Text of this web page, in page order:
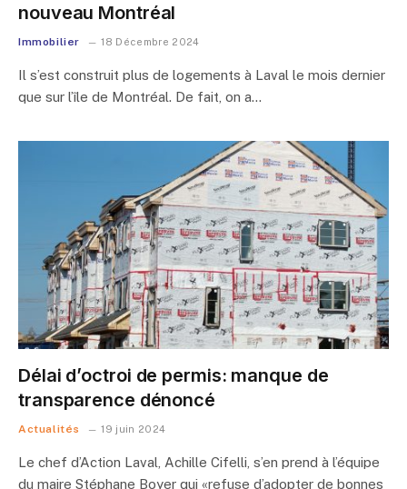
nouveau Montréal
Immobilier 18 Décembre 2024
Il s’est construit plus de logements à Laval le mois dernier
que sur l’île de Montréal. De fait, on a…
Délai d’octroi de permis: manque de
transparence dénoncé
Actualités 19 juin 2024
Le chef d’Action Laval, Achille Cifelli, s’en prend à l’équipe
du maire Stéphane Boyer qui «refuse d’adopter de bonnes